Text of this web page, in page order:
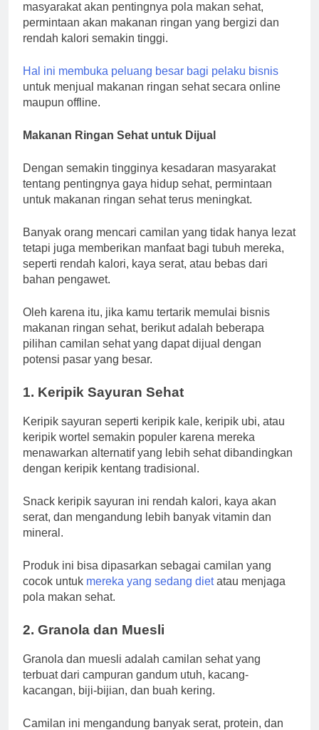
masyarakat akan pentingnya pola makan sehat,
permintaan akan makanan ringan yang bergizi dan
rendah kalori semakin tinggi.
Hal ini membuka peluang besar bagi pelaku bisnis
untuk menjual makanan ringan sehat secara online
maupun offline.
Makanan Ringan Sehat untuk Dijual
Dengan semakin tingginya kesadaran masyarakat
tentang pentingnya gaya hidup sehat, permintaan
untuk makanan ringan sehat terus meningkat.
Banyak orang mencari camilan yang tidak hanya lezat
tetapi juga memberikan manfaat bagi tubuh mereka,
seperti rendah kalori, kaya serat, atau bebas dari
bahan pengawet.
Oleh karena itu, jika kamu tertarik memulai bisnis
makanan ringan sehat, berikut adalah beberapa
pilihan camilan sehat yang dapat dijual dengan
potensi pasar yang besar.
1. Keripik Sayuran Sehat
Keripik sayuran seperti keripik kale, keripik ubi, atau
keripik wortel semakin populer karena mereka
menawarkan alternatif yang lebih sehat dibandingkan
dengan keripik kentang tradisional.
Snack keripik sayuran ini rendah kalori, kaya akan
serat, dan mengandung lebih banyak vitamin dan
mineral.
Produk ini bisa dipasarkan sebagai camilan yang
cocok untuk mereka yang sedang dietatau menjaga
pola makan sehat.
2. Granola dan Muesli
Granola dan muesli adalah camilan sehat yang
terbuat dari campuran gandum utuh, kacang-
kacangan, biji-bijian, dan buah kering.
Camilan ini mengandung banyak serat, protein, dan